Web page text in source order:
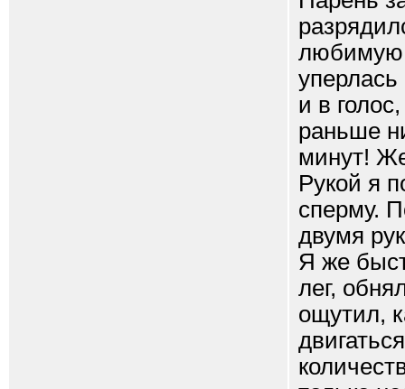
любимую
и в
раньше
минут!
Рукой я
сперму.
двумя
Я же
лег,
ощутил,